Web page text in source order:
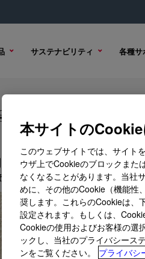
サステナビリティ 各種サ
Window
サンプル オプション
本サイトの
このウェブサイトでは、サイト
ウザ上でCookieのブロックまた
なくなることがあります。当社
めに、その他のCookie（機能性
奨します。これらのCookieは、
設定されます。もしくは、
Cookieの使用およびお客様の選
ックし、当社のプライバシース
ンをご覧ください。
プライバシ